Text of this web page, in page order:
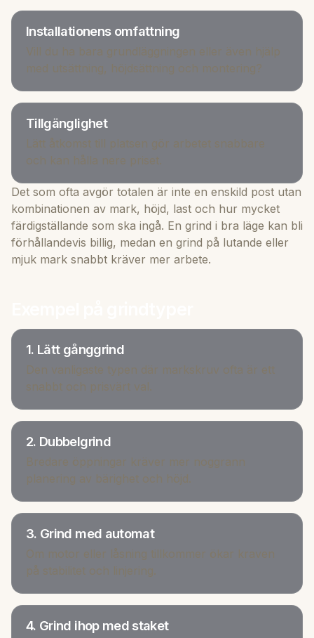
Installationens omfattning
Vill du ha bara grundläggningen eller även hjälp
med utsättning, höjdsättning och montering?
Tillgänglighet
Lätt åtkomst till platsen gör arbetet snabbare
och kan hålla nere priset.
Det som ofta avgör totalen är inte en enskild post utan
kombinationen av mark, höjd, last och hur mycket
färdigställande som ska ingå. En grind i bra läge kan bli
förhållandevis billig, medan en grind på lutande eller
mjuk mark snabbt kräver mer arbete.
1. Lätt gånggrind
Den vanligaste typen där markskruv ofta är ett
snabbt och prisvärt val.
2. Dubbelgrind
Bredare öppningar kräver mer noggrann
planering av bärighet och höjd.
3. Grind med automat
Om motor eller låsning tillkommer ökar kraven
på stabilitet och linjering.
4. Grind ihop med staket